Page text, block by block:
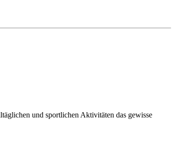
und sportlichen Aktivitäten das gewisse